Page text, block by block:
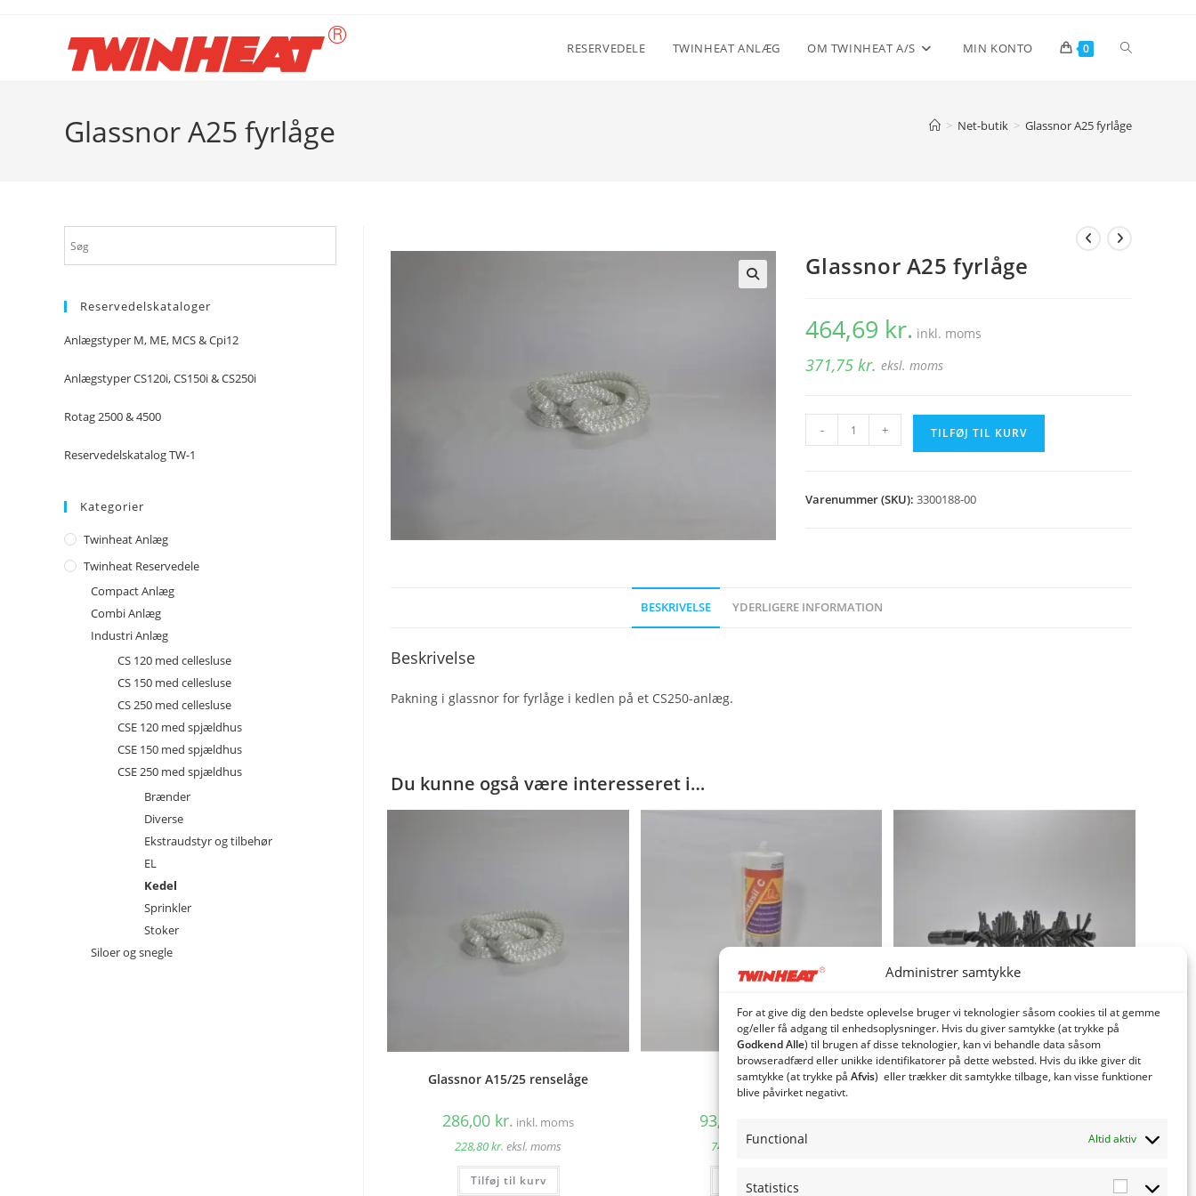
Administrer samtykke
For at give dig den bedste oplevelse bruger vi teknologier såsom cookies til at gemme
og/eller få adgang til enhedsoplysninger. Hvis du giver samtykke (at trykke på
Godkend Alle) til brugen af ​​disse teknologier, kan vi behandle data såsom
browseradfærd eller unikke identifikatorer på dette websted. Hvis du ikke giver dit
samtykke (at trykke på Afvis) eller trækker dit samtykke tilbage, kan visse funktioner
blive påvirket negativt.
Functional Altid aktiv
Statistics
RESERVEDELE TWINHEAT ANLÆG OM TWINHEAT A/S MIN KONTO 0 Toggle
Glassnor A25 fyrlåge > Net-butik > Glassnor A25 fyrlåge
Glassnor A25 fyrlåge
464,69 kr. inkl. moms
371,75kr. eksl. moms
Glassnor
A25
- + TILFØJ TIL KURV
Varenummer (SKU):3300188-00
BESKRIVELSE YDERLIGERE INFORMATION
Beskrivelse
Pakning i glassnor for fyrlåge i kedlen på et CS250-anlæg.
Du kunne også være interesseret i…
Glassnor A15/25 renselåge
286,00 kr. inkl. moms
228,80kr. eksl. moms
Tilføj til kurv
Silikone klar
93,06
74,45
kr.eksl. moms
Tilføj til kurv
Rørbørste Ø50 mm m. fjeder
Reservedelskataloger
Anlægstyper M, ME, MCS & Cpi12
Anlægstyper CS120i, CS150i & CS250i
Rotag 2500 & 4500
Reservedelskatalog TW-1
Kategorier
Twinheat Anlæg
Twinheat Reservedele
Compact Anlæg
Combi Anlæg
Industri Anlæg
CS 120 med cellesluse
CS 150 med cellesluse
CS 250 med cellesluse
CSE 120 med spjældhus
CSE 150 med spjældhus
CSE 250 med spjældhus
Brænder
Diverse
Ekstraudstyr og tilbehør
EL
Kedel
Sprinkler
Stoker
Siloer og snegle